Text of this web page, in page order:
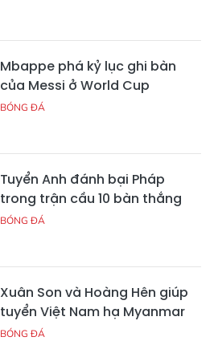
Mbappe phá kỷ lục ghi bàn
của Messi ở World Cup
BÓNG ĐÁ
Tuyển Anh đánh bại Pháp
trong trận cầu 10 bàn thắng
BÓNG ĐÁ
Xuân Son và Hoàng Hên giúp
tuyển Việt Nam hạ Myanmar
BÓNG ĐÁ